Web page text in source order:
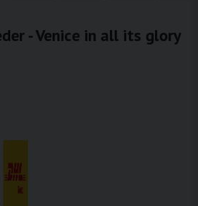
- Venice in all its glory